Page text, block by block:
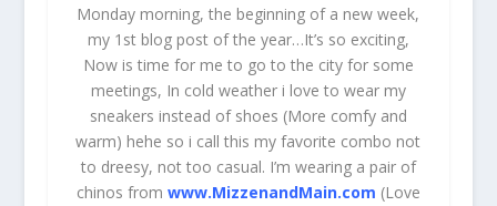
Monday morning, the beginning of a new week,
my 1st blog post of the year…It’s so exciting,
Now is time for me to go to the city for some
meetings, In cold weather i love to wear my
sneakers instead of shoes (More comfy and
warm) hehe so i call this my favorite combo not
to dreesy, not too casual. I’m wearing a pair of
chinos from www.MizzenandMain.com (Love